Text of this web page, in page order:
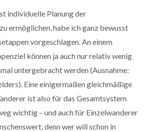
individuelle Planung der
ermöglichen, habe ich ganz bewusst
vorgeschlagen. An einem
können ja auch nur relativ wenig
untergebracht werden (Ausnahme:
Eine einigermaßen gleichmäßige
ist also für das Gesamtsystem
wichtig – und auch für Einzelwanderer
denn wer will schon in